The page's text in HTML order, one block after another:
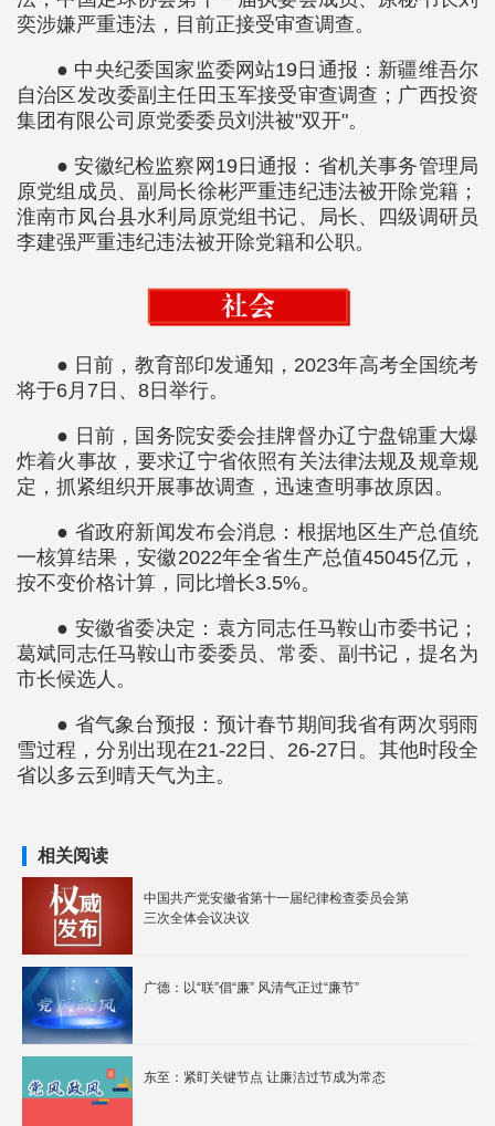
奕涉嫌严重违法，目前正接受审查调查。
● 中央纪委国家监委网站19日通报：新疆维吾尔
自治区发改委副主任田玉军接受审查调查；广西投资
集团有限公司原党委委员刘洪被"双开"。
● 安徽纪检监察网19日通报：省机关事务管理局
原党组成员、副局长徐彬严重违纪违法被开除党籍；
淮南市凤台县水利局原党组书记、局长、四级调研员
李建强严重违纪违法被开除党籍和公职。
● 日前，教育部印发通知，2023年高考全国统考
将于6月7日、8日举行。
● 日前，国务院安委会挂牌督办辽宁盘锦重大爆
炸着火事故，要求辽宁省依照有关法律法规及规章规
定，抓紧组织开展事故调查，迅速查明事故原因。
● 省政府新闻发布会消息：根据地区生产总值统
一核算结果，安徽2022年全省生产总值45045亿元，
按不变价格计算，同比增长3.5%。
● 安徽省委决定：袁方同志任马鞍山市委书记；
葛斌同志任马鞍山市委委员、常委、副书记，提名为
市长候选人。
● 省气象台预报：预计春节期间我省有两次弱雨
雪过程，分别出现在21-22日、26-27日。其他时段全
省以多云到晴天气为主。
相关阅读
中国共产党安徽省第十一届纪律检查委员会第
三次全体会议决议
广德：以“联”倡“廉” 风清气正过“廉节”
东至：紧盯关键节点 让廉洁过节成为常态